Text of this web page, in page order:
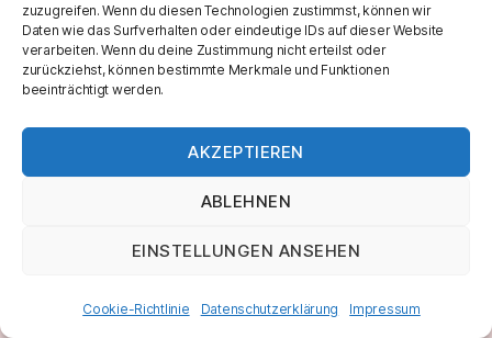
zuzugreifen. Wenn du diesen Technologien zustimmst, können wir
Daten wie das Surfverhalten oder eindeutige IDs auf dieser Website
verarbeiten. Wenn du deine Zustimmung nicht erteilst oder
zurückziehst, können bestimmte Merkmale und Funktionen
beeinträchtigt werden.
AKZEPTIEREN
ABLEHNEN
EINSTELLUNGEN ANSEHEN
Cookie-Richtlinie Datenschutzerklärung Impressum
Marco Roth Music
IMPRESSUM & DATENSCHUTZ